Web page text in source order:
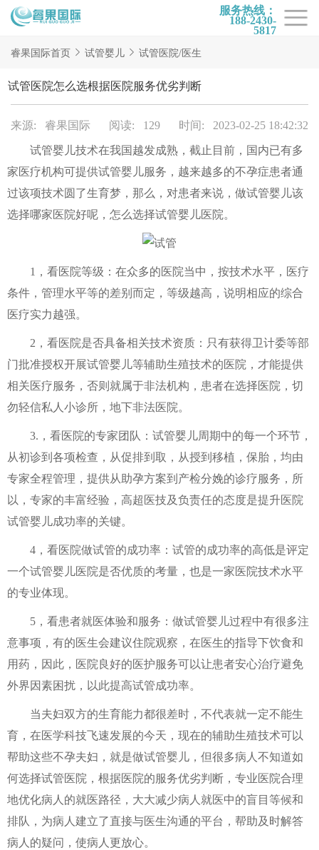
服务热线：
188-2430-
5817
首页
试管项目
试管百科
试管医院
睿果国际
睿果国际首页 试管婴儿 试管医院/医生
试管医院怎么选根据医院服务优劣判断
来源: 睿果国际 阅读: 129 时间: 2023-02-25 18:42:32
试管婴儿技术在我国越发成熟，截止目前，国内已有多
家医疗机构可提供试管婴儿服务，越来越多的不孕症患者通
过该项技术圆了生育梦，那么，对患者来说，做试管婴儿该
选择哪家医院好呢，怎么选择试管婴儿医院。
1，看医院等级：在众多的医院当中，按技术水平，医疗
条件，管理水平等的差别而定，等级越高，说明相应的综合
医疗实力越强。
2，看医院是否具备相关技术资质：只有获得卫计委等部
门批准授权开展试管婴儿等辅助生殖技术的医院，才能提供
相关医疗服务，否则就属于非法机构，患者在选择医院，切
勿轻信私人小诊所，地下非法医院。
3.，看医院的专家团队：试管婴儿周期中的每一个环节，
从初诊到各项检查，从促排到取，从授到移植，保胎，均由
专家全程管理，提供从助孕方案到产检分娩的诊疗服务，所
以，专家的丰富经验，高超医技及负责任的态度是提升医院
试管婴儿成功率的关键。
4，看医院做试管的成功率：试管的成功率的高低是评定
一个试管婴儿医院是否优质的考量，也是一家医院技术水平
的专业体现。
5，看患者就医体验和服务：做试管婴儿过程中有很多注
意事项，有的医生会建议住院观察，在医生的指导下饮食和
用药，因此，医院良好的医护服务可以让患者安心治疗避免
外界因素困扰，以此提高试管成功率。
当夫妇双方的生育能力都很差时，不代表就一定不能生
育，在医学科技飞速发展的今天，现在的辅助生殖技术可以
帮助这些不孕夫妇，就是做试管婴儿，但很多病人不知道如
何选择试管医院，根据医院的服务优劣判断，专业医院合理
地优化病人的就医路径，大大减少病人就医中的盲目等候和
排队，为病人建立了直接与医生沟通的平台，帮助及时解答
病人的疑问，使病人更放心。